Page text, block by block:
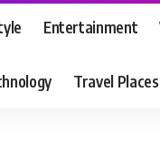
Entertainment
Travel Places